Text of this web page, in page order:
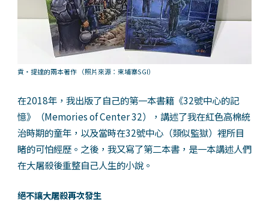
貢・提達的兩本著作 （照片來源：柬埔寨SGI）
在2018年，我出版了自己的第一本書籍《32號中心的記
憶》（Memories of Center 32），講述了我在紅色高棉統
治時期的童年，以及當時在32號中心（類似監獄）裡所目
睹的可怕經歷。之後，我又寫了第二本書，是一本講述人們
在大屠殺後重整自己人生的小說。
絕不讓大屠殺再次發生